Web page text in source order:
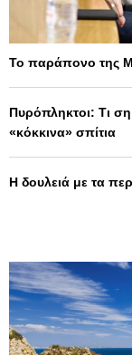
Το παράπονο της
Πυρόπληκτοι: Τι
«κόκκινα» σπίτια
Η δουλειά με τα